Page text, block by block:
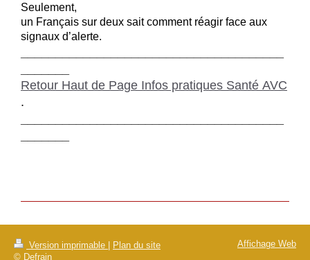
Seulement,
un Français sur deux sait comment réagir face aux
signaux d’alerte.
Retour Haut de Page Infos pratiques Santé AVC
.
Version imprimable
Plan du site
© Defrain
Affichage Web